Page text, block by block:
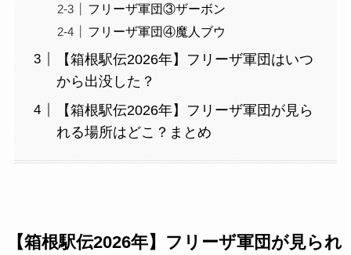
フリーザ軍団③ザーボン
フリーザ軍団④魔人ブウ
【箱根駅伝2026年】フリーザ軍団はいつ
から出没した？
【箱根駅伝2026年】フリーザ軍団が見ら
れる場所はどこ？まとめ
【箱根駅伝2026年】フリーザ軍団が見られ